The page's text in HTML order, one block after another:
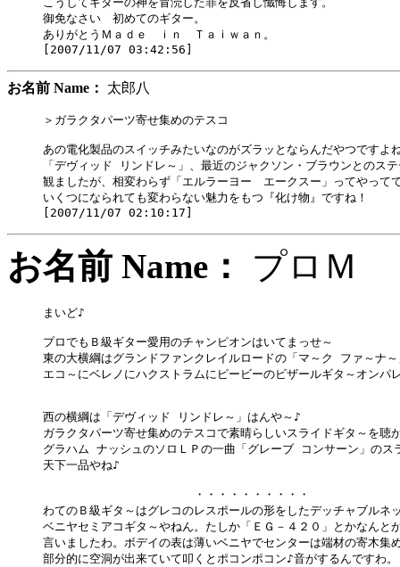
御免なさい　初めてのギター。
ありがとうＭａｄｅ　ｉｎ　Ｔａｉｗａｎ。
お名前 Name： 太郎八
＞ガラクタパーツ寄せ集めのテスコ
あの電化製品のスイッチみたいなのがズラッとならんだやつですよ
「デヴィッド リンドレ～」、最近のジャクソン・ブラウンとのス
観ましたが、相変わらず「エルラーヨー　エークスー」ってやって
いくつになられても変わらない魅力をもつ『化け物』ですね！
お名前 Name： プロ
まいど♪
プロでもＢ級ギター愛用のチャンピオンはいてまっせ～
東の大横綱はグランドファンクレイルロードの「マ～ク ファ～ナ
エコ～にベレノにハクストラムにピービーのビザールギタ～オンパ
西の横綱は「デヴィッド リンドレ～」はんや～♪
ガラクタパーツ寄せ集めのテスコで素晴らしいスライドギタ～を聴
グラハム ナッシュのソロＬＰの一曲「グレーブ コンサーン」のス
天下一品やね♪
・・・・・・・・・・
わてのＢ級ギタ～はグレコのレスポールの形をしたデッチャブルネ
ベニヤセミアコギタ～やねん。たしか「ＥＧ－４２０」とかなんと
言いましたわ。ボデイの表は薄いベニヤでセンターは端材の寄木集
部分的に空洞が出来ていて叩くとポコンポコン♪音がするんですわ。